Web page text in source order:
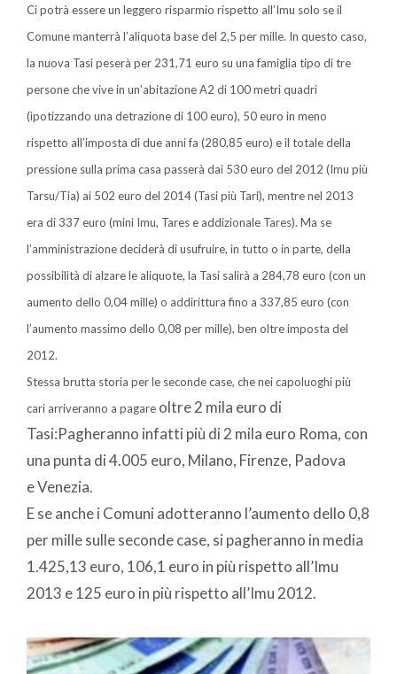
Ci potrà essere un leggero risparmio rispetto all’Imu solo se il
Comune manterrà l’aliquota base del 2,5 per mille. In questo caso,
la nuova Tasi peserà per 231,71 euro su una famiglia tipo di tre
persone che vive in un’abitazione A2 di 100 metri quadri
(ipotizzando una detrazione di 100 euro), 50 euro in meno
rispetto all’imposta di due anni fa (280,85 euro) e il totale della
pressione sulla prima casa passerà dai 530 euro del 2012 (Imu più
Tarsu/Tia) ai 502 euro del 2014 (Tasi più Tari), mentre nel 2013
era di 337 euro (mini Imu, Tares e addizionale Tares). Ma se
l’amministrazione deciderà di usufruire, in tutto o in parte, della
possibilità di alzare le aliquote, la Tasi salirà a 284,78 euro (con un
aumento dello 0,04 mille) o addirittura fino a 337,85 euro (con
l’aumento massimo dello 0,08 per mille), ben oltre imposta del
2012.
Stessa brutta storia per le seconde case, che nei capoluoghi più
cari arriveranno a pagare oltre 2 mila euro di
Tasi:Pagheranno infatti più di 2 mila euro Roma, con
una punta di 4.005 euro, Milano, Firenze, Padova
e Venezia.
E se anche i Comuni adotteranno l’aumento dello 0,8
per mille sulle seconde case, si pagheranno in media
1.425,13 euro, 106,1 euro in più rispetto all’Imu
2013 e 125 euro in più rispetto all’Imu 2012.